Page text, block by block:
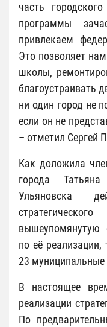
часть
программы
привлекаем
Это позволяет
школы,
благоустраивать
ни один город не
если он не
– отметил Сергей
Как доложила
города
Ульяновска
вышеупомянутую
по её реализации,
23
В настоящее
реализации
По